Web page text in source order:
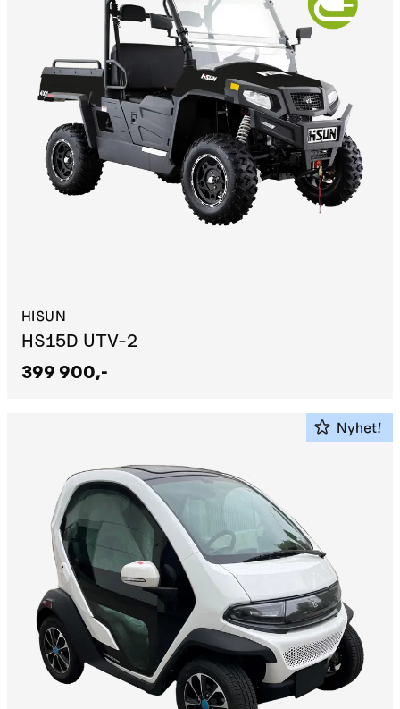
HISUN
HS15D UTV-2
399 900,-
Nyhet!